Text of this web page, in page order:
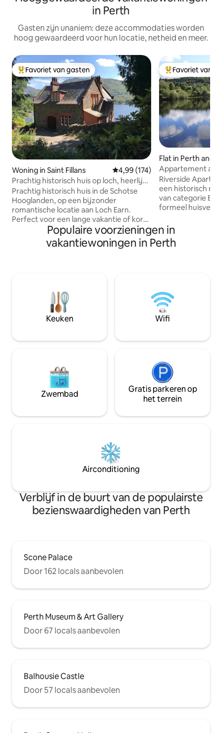
in Perth
Gasten zijn unaniem: deze accommodaties worden
hoog gewaardeerd voor hun locatie, netheid en meer.
Topfavoriet van gasten
Favoriet van gasten
Woning in Saint Fillans Gemiddelde beoordeling van
4,99 (174)
Prachtig historisch huis op loch, heerlijk
uitzicht
Prachtig historisch huis in de Schotse
Hooglanden, op een bijzonder
romantische locatie aan Loch Earn.
Perfect voor een lange vakantie of korte
vakantie met familie of vrienden, een
speciale viering of zelfs een
huwelijksreis! Of gewoon om van het
van Edinburgh. Heerlijk het hele jaar
door – in de zomer, zon en dineren op
het terras; in de winter, wandelingen en
opwarmen bij het houtvuur. Altijd een
Topfavoriet van
Favoriet van
Flat in Perth and
Appartement aan
Riverside
een historisch
van categorie B,
formeel huisvest
uitzicht op de
van Kinnoull Hill
en zie de
stadscentrum
van het Verenigd
appartement op
centraal gelegen
Populaire voorzieningen in
vakantiewoningen in Perth
Keuken Wifi
Zwembad
Gratis parkeren op
het terrein
Airconditioning
Verblijf in de buurt van de populairste
bezienswaardigheden van Perth
Scone Palace
Door 162 locals aanbevolen
Perth Museum & Art Gallery
Door 67 locals aanbevolen
Balhousie Castle
Door 57 locals aanbevolen